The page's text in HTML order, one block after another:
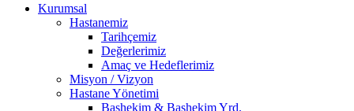
Kurumsal
Hastanemiz
Tarihçemiz
Değerlerimiz
Amaç ve Hedeflerimiz
Misyon / Vizyon
Hastane Yönetimi
Başhekim & Başhekim Yrd.